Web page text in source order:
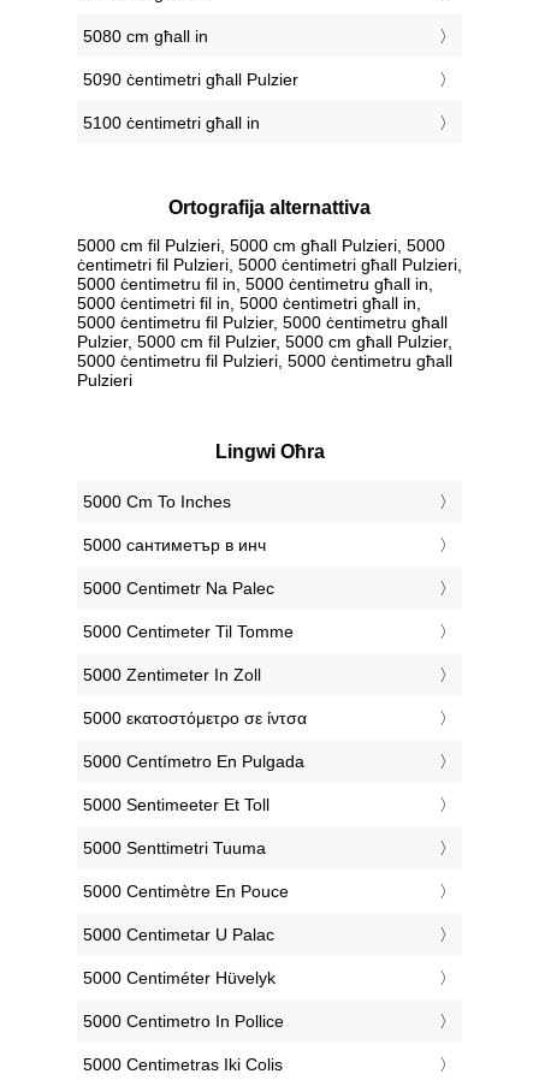
5080 cm għall in
5090 ċentimetri għall Pulzier
5100 ċentimetri għall in
Ortografija alternattiva
5000 cm fil Pulzieri, 5000 cm għall Pulzieri, 5000
ċentimetri fil Pulzieri, 5000 ċentimetri għall Pulzieri,
5000 ċentimetru fil in, 5000 ċentimetru għall in,
5000 ċentimetri fil in, 5000 ċentimetri għall in,
5000 ċentimetru fil Pulzier, 5000 ċentimetru għall
Pulzier, 5000 cm fil Pulzier, 5000 cm għall Pulzier,
5000 ċentimetru fil Pulzieri, 5000 ċentimetru għall
Pulzieri
Lingwi Oħra
‎5000 Cm To Inches
‎5000 сантиметър в инч
‎5000 Centimetr Na Palec
‎5000 Centimeter Til Tomme
‎5000 Zentimeter In Zoll
‎5000 εκατοστόμετρο σε ίντσα
‎5000 Centímetro En Pulgada
‎5000 Sentimeeter Et Toll
‎5000 Senttimetri Tuuma
‎5000 Centimètre En Pouce
‎5000 Centimetar U Palac
‎5000 Centiméter Hüvelyk
‎5000 Centimetro In Pollice
‎5000 Centimetras Iki Colis